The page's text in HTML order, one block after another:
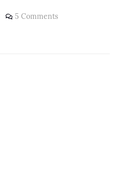
5 Comments